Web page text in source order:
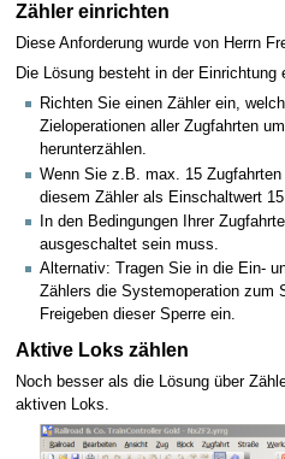
Zähler einrichten
Diese Anforderung wurde von Herrn
Die Lösung besteht in der Einrichtung
Richten Sie einen Zähler ein,
Zieloperationen aller Zugfahrten
herunterzählen.
Wenn Sie z.B. max. 15
diesem Zähler als Einschaltwert 15
In den Bedingungen Ihrer
ausgeschaltet sein muss.
Alternativ: Tragen Sie in die Ein-
Zählers die Systemoperation zum
Freigeben dieser Sperre ein.
Aktive Loks zählen
Noch besser als die Lösung über
aktiven Loks.